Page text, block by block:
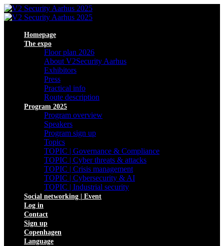
Homepage
The expo
Floor plan 2026
About V2Security Aarhus
Exhibitors
Press
Practical info
Route description
Program 2025
Program overview
Speakers
Program sign up
Topics
TOPIC | Governance & Compliance
TOPIC | Cyber threats & attacks
TOPIC | Crisis management
TOPIC | Cybersecurity & AI
TOPIC | Industrial security
Social networking | Event
Log in
Contact
Sign up
Copenhagen
Language